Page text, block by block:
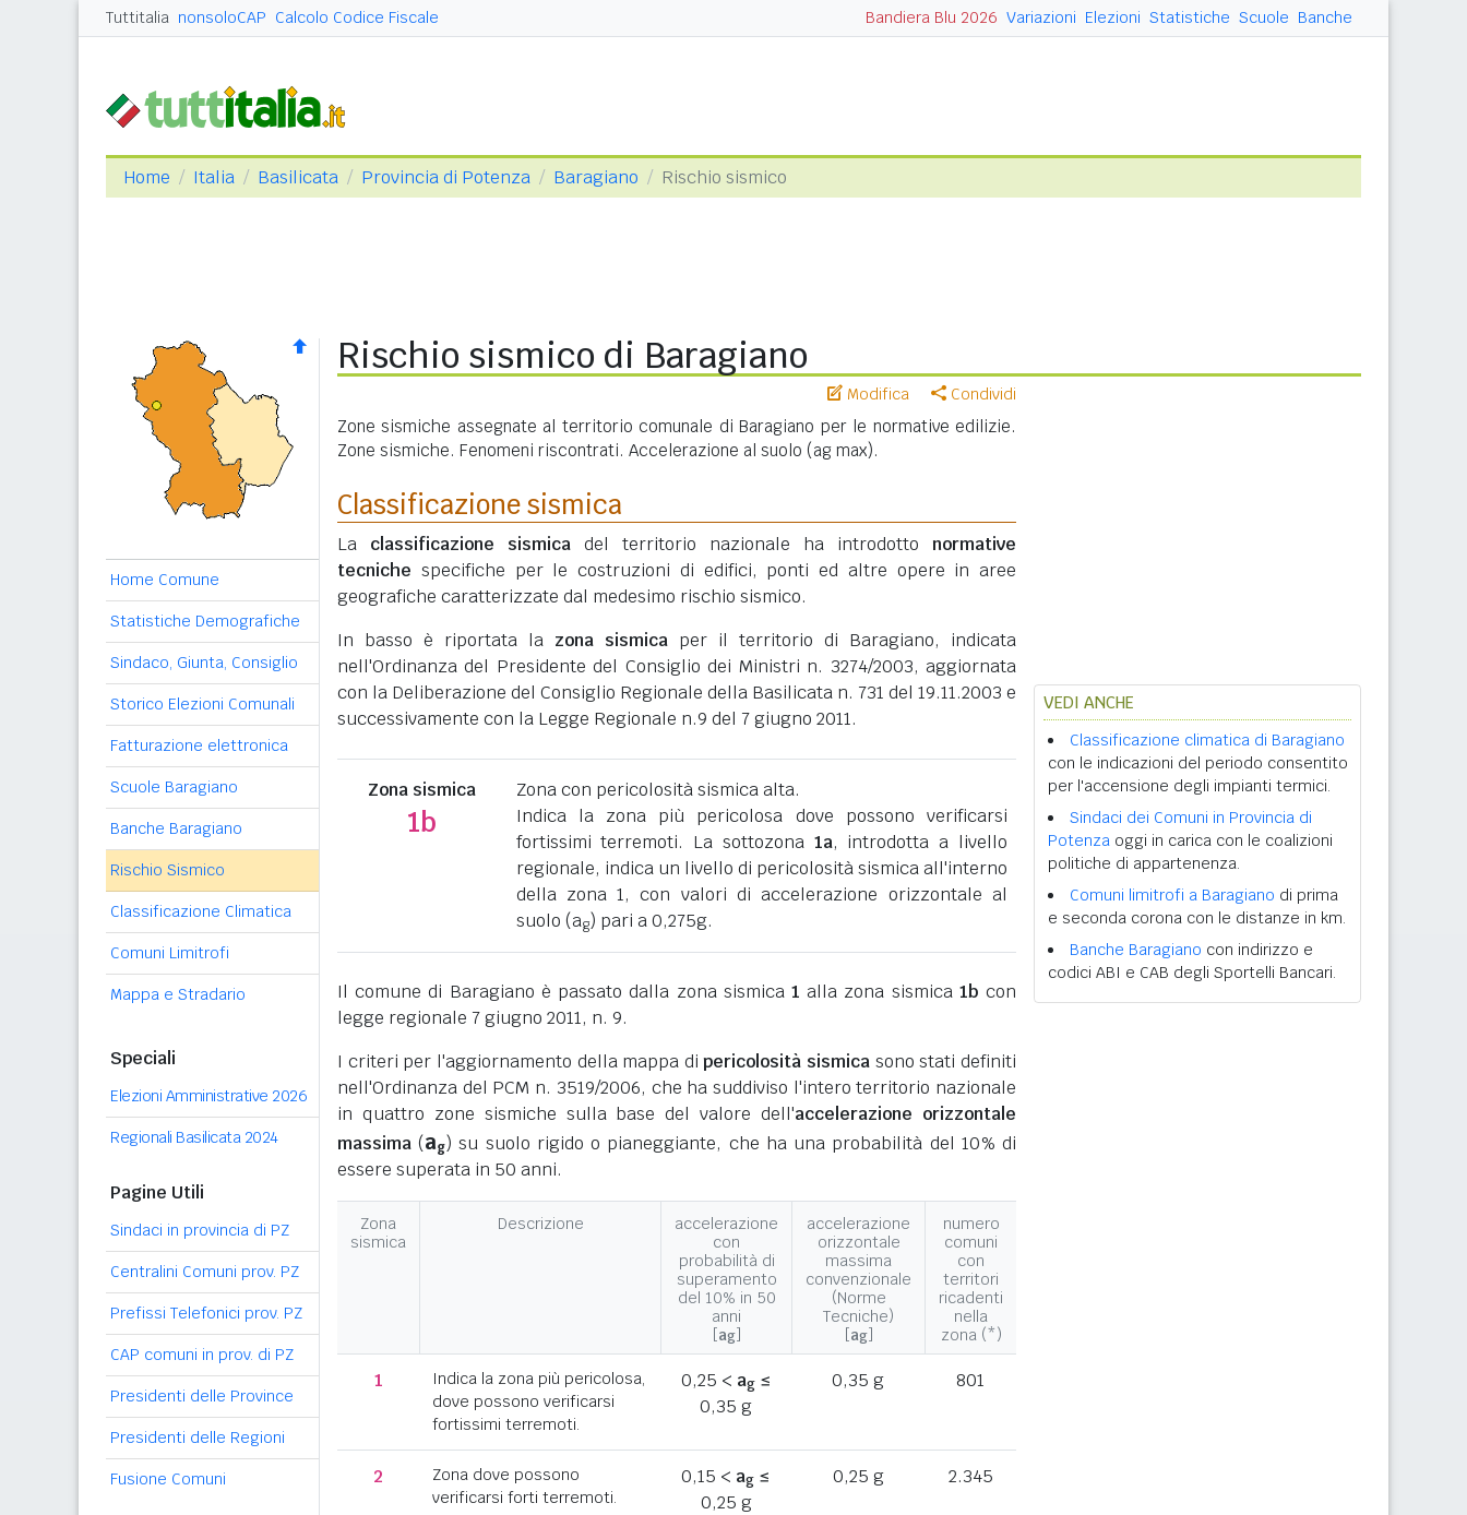
Tuttitalia nonsoloCAP Calcolo Codice Fiscale Bandiera Blu 2026 Variazioni Elezioni Statistiche Scuole Banche
Home Italia Basilicata Provincia di Potenza Baragiano Rischio sismico
Home Comune
Statistiche Demografiche
Sindaco, Giunta, Consiglio
Storico Elezioni Comunali
Fatturazione elettronica
Scuole Baragiano
Banche Baragiano
Rischio Sismico
Classificazione Climatica
Comuni Limitrofi
Mappa e Stradario
Speciali
Elezioni Amministrative 2026
Regionali Basilicata 2024
Pagine Utili
Sindaci in provincia di PZ
Centralini Comuni prov. PZ
Prefissi Telefonici prov. PZ
CAP comuni in prov. di PZ
Presidenti delle Province
Presidenti delle Regioni
Fusione Comuni
Rischio sismico di Baragiano
Modifica Condividi
Zone sismiche assegnate al territorio comunale di Baragiano per le normative edilizie.
Zone sismiche. Fenomeni riscontrati. Accelerazione al suolo (ag max).
Classificazione sismica
La classificazione sismica del territorio nazionale ha introdotto normative
tecniche specifiche per le costruzioni di edifici, ponti ed altre opere in aree
geografiche caratterizzate dal medesimo rischio sismico.
In basso è riportata la zona sismica per il territorio di Baragiano, indicata
nell'Ordinanza del Presidente del Consiglio dei Ministri n. 3274/2003, aggiornata
con la Deliberazione del Consiglio Regionale della Basilicata n. 731 del 19.11.2003 e
successivamente con la Legge Regionale n.9 del 7 giugno 2011.
Zona sismica
1b
Zona con pericolosità sismica alta.
Indica la zona più pericolosa dove possono verificarsi
fortissimi terremoti. La sottozona 1a, introdotta a livello
regionale, indica un livello di pericolosità sismica all'interno
della zona 1, con valori di accelerazione orizzontale al
suolo (ag) pari a 0,275g.
Il comune di Baragiano è passato dalla zona sismica 1 alla zona sismica 1b con
legge regionale 7 giugno 2011, n. 9.
I criteri per l'aggiornamento della mappa dipericolosità sismica sono stati definiti
nell'Ordinanza del PCM n. 3519/2006, che ha suddiviso l'intero territorio nazionale
in quattro zone sismiche sulla base del valore dell'accelerazione orizzontale
massima (ag) su suolo rigido o pianeggiante, che ha una probabilità del 10% di
essere superata in 50 anni.
Zona
sismica
Descrizione
accelerazione
con
probabilità di
superamento
del 10% in 50
anni
[ag]
accelerazione
orizzontale
massima
convenzionale
(Norme
Tecniche)
[ag]
numero
comuni
con
territori
ricadenti
nella
zona (*)
1
Indica la zona più pericolosa,
dove possono verificarsi
fortissimi terremoti.
0,25 < ag≤
0,35 g
0,35 g 801
2
Zona dove possono
verificarsi forti terremoti.
0,15 < ag ≤
0,25 g
0,25 g 2.345
VEDI ANCHE
Classificazione climatica di Baragiano
con le indicazioni del periodo consentito
per l'accensione degli impianti termici.
Sindaci dei Comuni in Provincia di
Potenza oggi in carica con le coalizioni
politiche di appartenenza.
Comuni limitrofi a Baragiano di prima
e seconda corona con le distanze in km.
Banche Baragiano con indirizzo e
codici ABI e CAB degli Sportelli Bancari.